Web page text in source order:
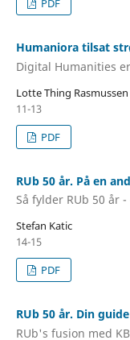
PDF
Humaniora tilsat
Digital Humanities
Lotte Thing Rasmussen
11-13
PDF
RUb 50 år. På en
Så fylder RUb 50 år
Stefan Katic
14-15
PDF
RUb 50 år. Din
RUb's fusion med